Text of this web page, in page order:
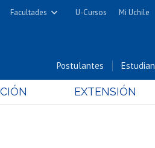
Facultades
Cs. Físicas y Matemáticas
Cs. Químicas y Farmacéuticas
U-Cursos Mi Uchile
Postulantes
EXTENSIÓN